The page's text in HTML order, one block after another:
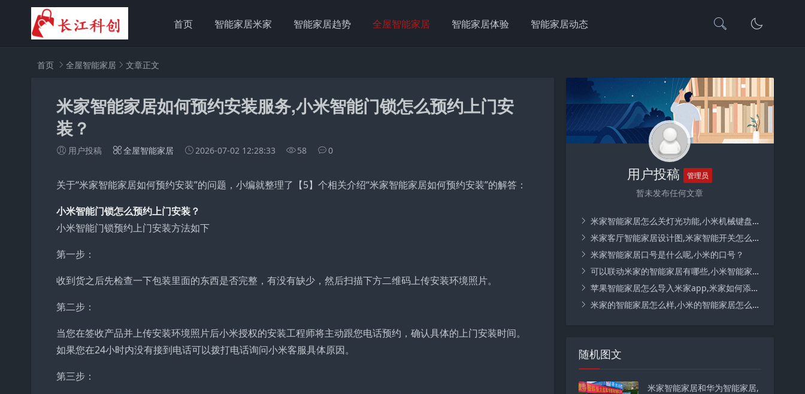
首页 智能家居米家 智能家居趋势 全屋智能家居 智能家居体验 智能家居动态
首页 全屋智能家居 文章正文
米家智能家居如何预约安装服务,小米智能门锁怎么预约上门安
装？
用户投稿 全屋智能家居 2026-07-02 12:28:33 58 0
关于“米家智能家居如何预约安装”的问题，小编就整理了【5】个相关介绍“米家智能家居如何预约安装”的解答：
小米智能门锁怎么预约上门安装？
小米智能门锁预约上门安装方法如下
第一步：
收到货之后先检查一下包装里面的东西是否完整，有没有缺少，然后扫描下方二维码上传安装环境照片。
第二步：
当您在签收产品并上传安装环境照片后小米授权的安装工程师将主动跟您电话预约，确认具体的上门安装时间。
如果您在24小时内没有接到电话可以拨打电话询问小米客服具体原因。
第三步：
用户投稿 管理员
暂未发布任何文章
米家智能家居怎么关灯光功能,小米机械键盘如何关闭灯光？
米家客厅智能家居设计图,米家智能开关怎么实现全屋家居智能？
米家智能家居口号是什么呢,小米的口号？
可以联动米家的智能家居有哪些,小米智能家居断网还能联动吗？
苹果智能家居怎么导入米家app,米家如何添加美的的设备？
米家的智能家居怎么样,小米的智能家居怎么样？
随机图文
米家智能家居和华为智能家居,